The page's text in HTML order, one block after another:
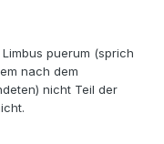
puerum (sprich
nach dem
nicht Teil der